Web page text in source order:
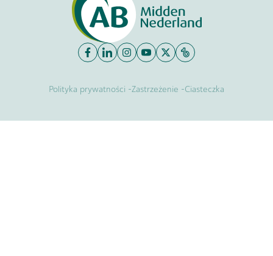
Polityka prywatności -Zastrzeżenie -Ciasteczka